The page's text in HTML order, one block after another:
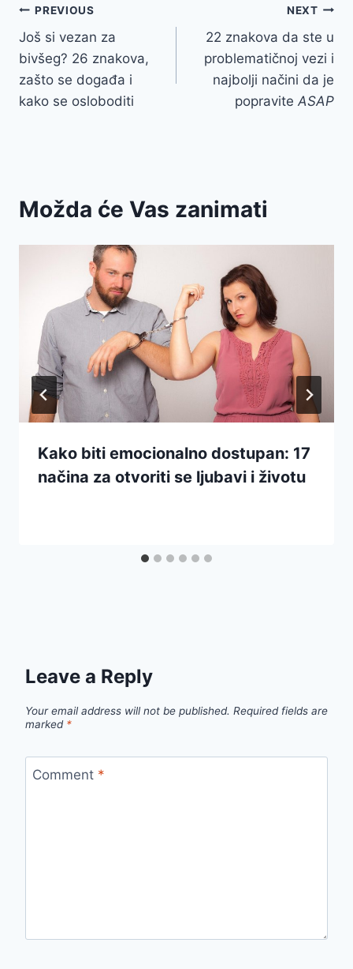
Post
navigation
PREVIOUS
Još si vezan za
bivšeg? 26 znakova,
zašto se događa i
kako se osloboditi
NEXT
22 znakova da ste u
problematičnoj vezi i
najbolji načini da je
popravite ASAP
Možda će Vas zanimati
Kako biti emocionalno dostupan: 17
načina za otvoriti se ljubavi i životu
Leave a Reply
Your email address will not be published. Required fields are
marked *
Comment *